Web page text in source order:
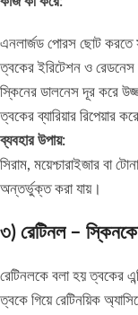
এনলার্জড পোরস ছোট করতে
ত্বকের ইরিটেশন ও রেডনেস
স্কিনের ডালনেস দূর করে
ত্বকের ব্যারিয়ার রিপেয়ার
ব্যবহার উপায়:
সিরাম, ময়েশ্চারাইজার বা
অন্তর্ভুক্ত করা যায়।
৩) রেটিনল –
রেটিনলকে বলা হয় ত্বকের
ত্বকে গিয়ে রেটিনয়িক